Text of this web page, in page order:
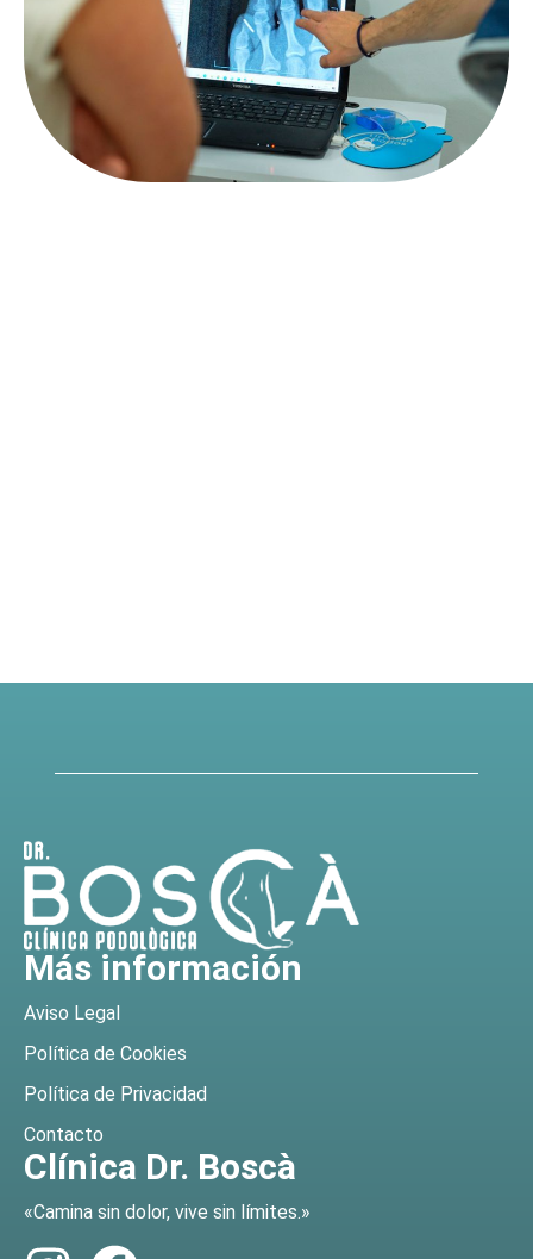
Más información
Aviso Legal
Política de Cookies
Política de Privacidad
Contacto
Clínica Dr. Boscà
«Camina sin dolor, vive sin límites.»